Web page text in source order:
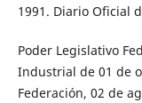
1991. Diario Oficial
Poder Legislativo
Industrial de 01 de
Federación, 02 de